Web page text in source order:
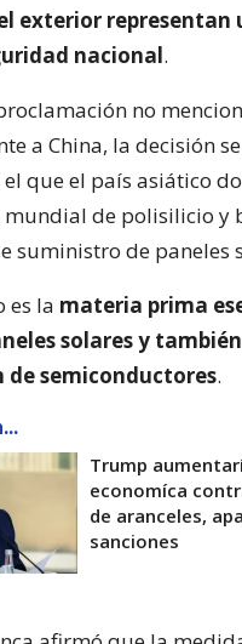
exterior representan
nacional.
no
a China, la decisión
el que el país asiático
de polisilicio y
suministro de paneles
es la materia prima
solares y
de semiconductores.
Trump
economíca
de aranceles,
sanciones